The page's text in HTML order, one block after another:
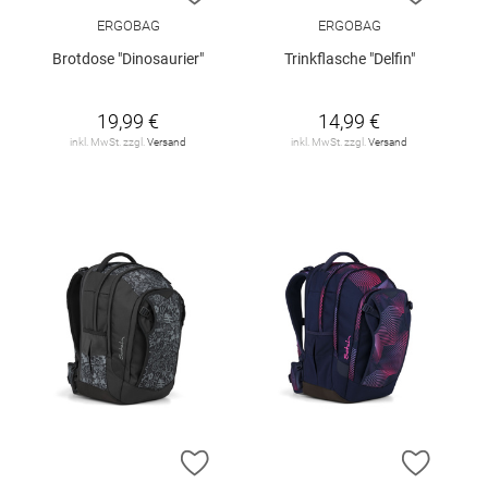
ERGOBAG
Brotdose "Dinosaurier"
19,99 €
inkl. MwSt. zzgl. Versand
ERGOBAG
Trinkflasche "Delfin"
14,99 €
inkl. MwSt. zzgl. Versand
ZUR WUNSCHLISTE HINZUFÜGEN
ZUR